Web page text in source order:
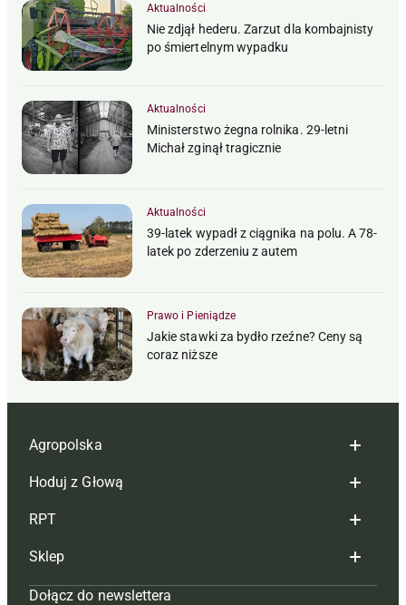
Aktualności
Nie zdjął hederu. Zarzut dla kombajnisty
po śmiertelnym wypadku
Aktualności
Ministerstwo żegna rolnika. 29-letni
Michał zginął tragicznie
Aktualności
39-latek wypadł z ciągnika na polu. A 78-
latek po zderzeniu z autem
Prawo i Pieniądze
Jakie stawki za bydło rzeźne? Ceny są
coraz niższe
Agropolska
Redakcja
Reklama
Tagi
Mapa serwisu
Hoduj z Głową
Hoduj z głową bydło
Hoduj z głową świnie
Prenumerata
RPT
Redakcja
Prenumerata
Sklep
Czasopisma i prenumerata
Dołącz do newslettera